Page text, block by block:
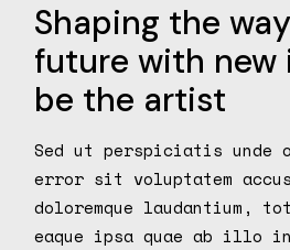
Shaping the
future with new
be the artist
Sed ut perspiciatis unde
error sit voluptatem
doloremque laudantium,
eaque ipsa quae ab illo